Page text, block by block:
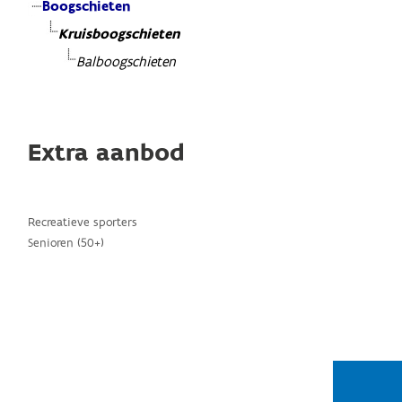
Boogschieten
Kruisboogschieten
Balboogschieten
Extra aanbod
Recreatieve sporters
Senioren (50+)